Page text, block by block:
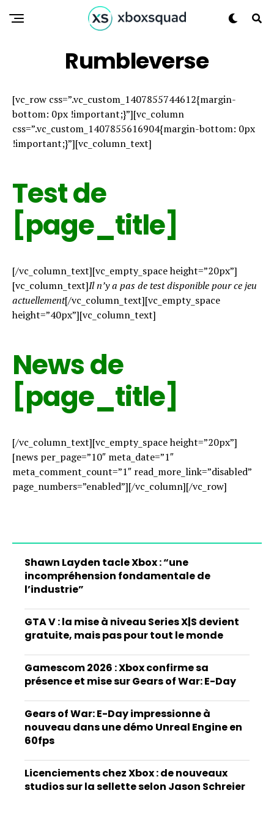
Rumbleverse
[vc_row css=”.vc_custom_1407855744612{margin-
bottom: 0px !important;}”][vc_column
css=”.vc_custom_1407855616904{margin-bottom: 0px
!important;}”][vc_column_text]
Test de
[page_title]
[/vc_column_text][vc_empty_space height=”20px”]
[vc_column_text]Il n’y a pas de test disponible pour ce jeu
actuellement[/vc_column_text][vc_empty_space
height=”40px”][vc_column_text]
News de
[page_title]
[/vc_column_text][vc_empty_space height=”20px”]
[news per_page=”10″ meta_date=”1″
meta_comment_count=”1″ read_more_link=”disabled”
page_numbers=”enabled”][/vc_column][/vc_row]
Shawn Layden tacle Xbox : “une
incompréhension fondamentale de
l’industrie”
GTA V : la mise à niveau Series X|S devient
gratuite, mais pas pour tout le monde
Gamescom 2026 : Xbox confirme sa
présence et mise sur Gears of War: E-Day
Gears of War: E-Day impressionne à
nouveau dans une démo Unreal Engine en
60fps
Licenciements chez Xbox : de nouveaux
studios sur la sellette selon Jason Schreier